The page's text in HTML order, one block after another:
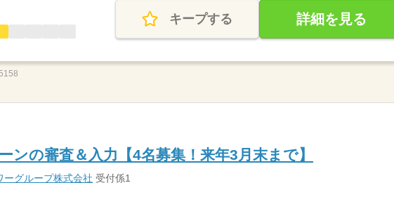
キープする 詳細を見る
ンの審査＆入力【4名募集！来年3月末まで】
ーグループ株式会社 受付係1